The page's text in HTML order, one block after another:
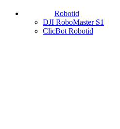
Robotid
DJI RoboMaster S1
ClicBot Robotid